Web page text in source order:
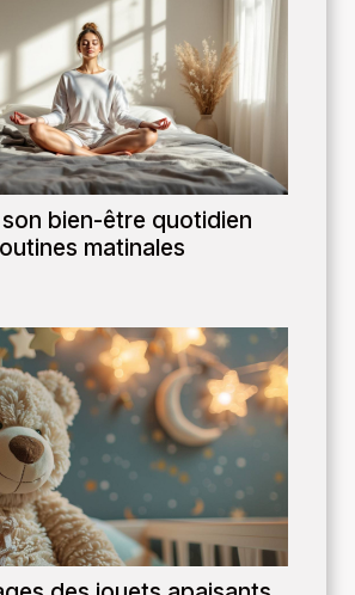
bien-être quotidien
matinales